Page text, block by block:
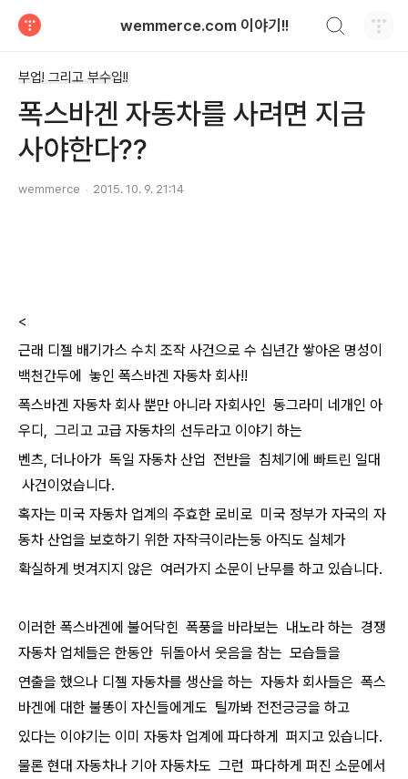
wemmerce.com 이야기!!
부업! 그리고 부수입!!
폭스바겐 자동차를 사려면 지금
사야한다??
wemmerce 2015. 10. 9. 21:14
<
근래 디젤 배기가스 수치 조작 사건으로 수 십년간 쌓아온 명성이
백천간두에 놓인 폭스바겐 자동차 회사!!
폭스바겐 자동차 회사 뿐만 아니라 자회사인 동그라미 네개인 아
우디, 그리고 고급 자동차의 선두라고 이야기 하는
벤츠, 더나아가 독일 자동차 산업 전반을 침체기에 빠트린 일대
사건이었습니다.
혹자는 미국 자동차 업계의 주효한 로비로 미국 정부가 자국의 자
동차 산업을 보호하기 위한 자작극이라는둥 아직도 실체가
확실하게 벗겨지지 않은 여러가지 소문이 난무를 하고 있습니다.
이러한 폭스바겐에 불어닥힌 폭풍을 바라보는 내노라 하는 경쟁
자동차 업체들은 한동안 뒤돌아서 웃음을 참는 모습들을
연출을 했으나 디젤 자동차를 생산을 하는 자동차 회사들은 폭스
바겐에 대한 불똥이 자신들에게도 틸까봐 전전긍긍을 하고
있다는 이야기는 이미 자동차 업계에 파다하게 퍼지고 있습니다.
물론 현대 자동차나 기아 자동차도 그런 파다하게 퍼진 소문에서